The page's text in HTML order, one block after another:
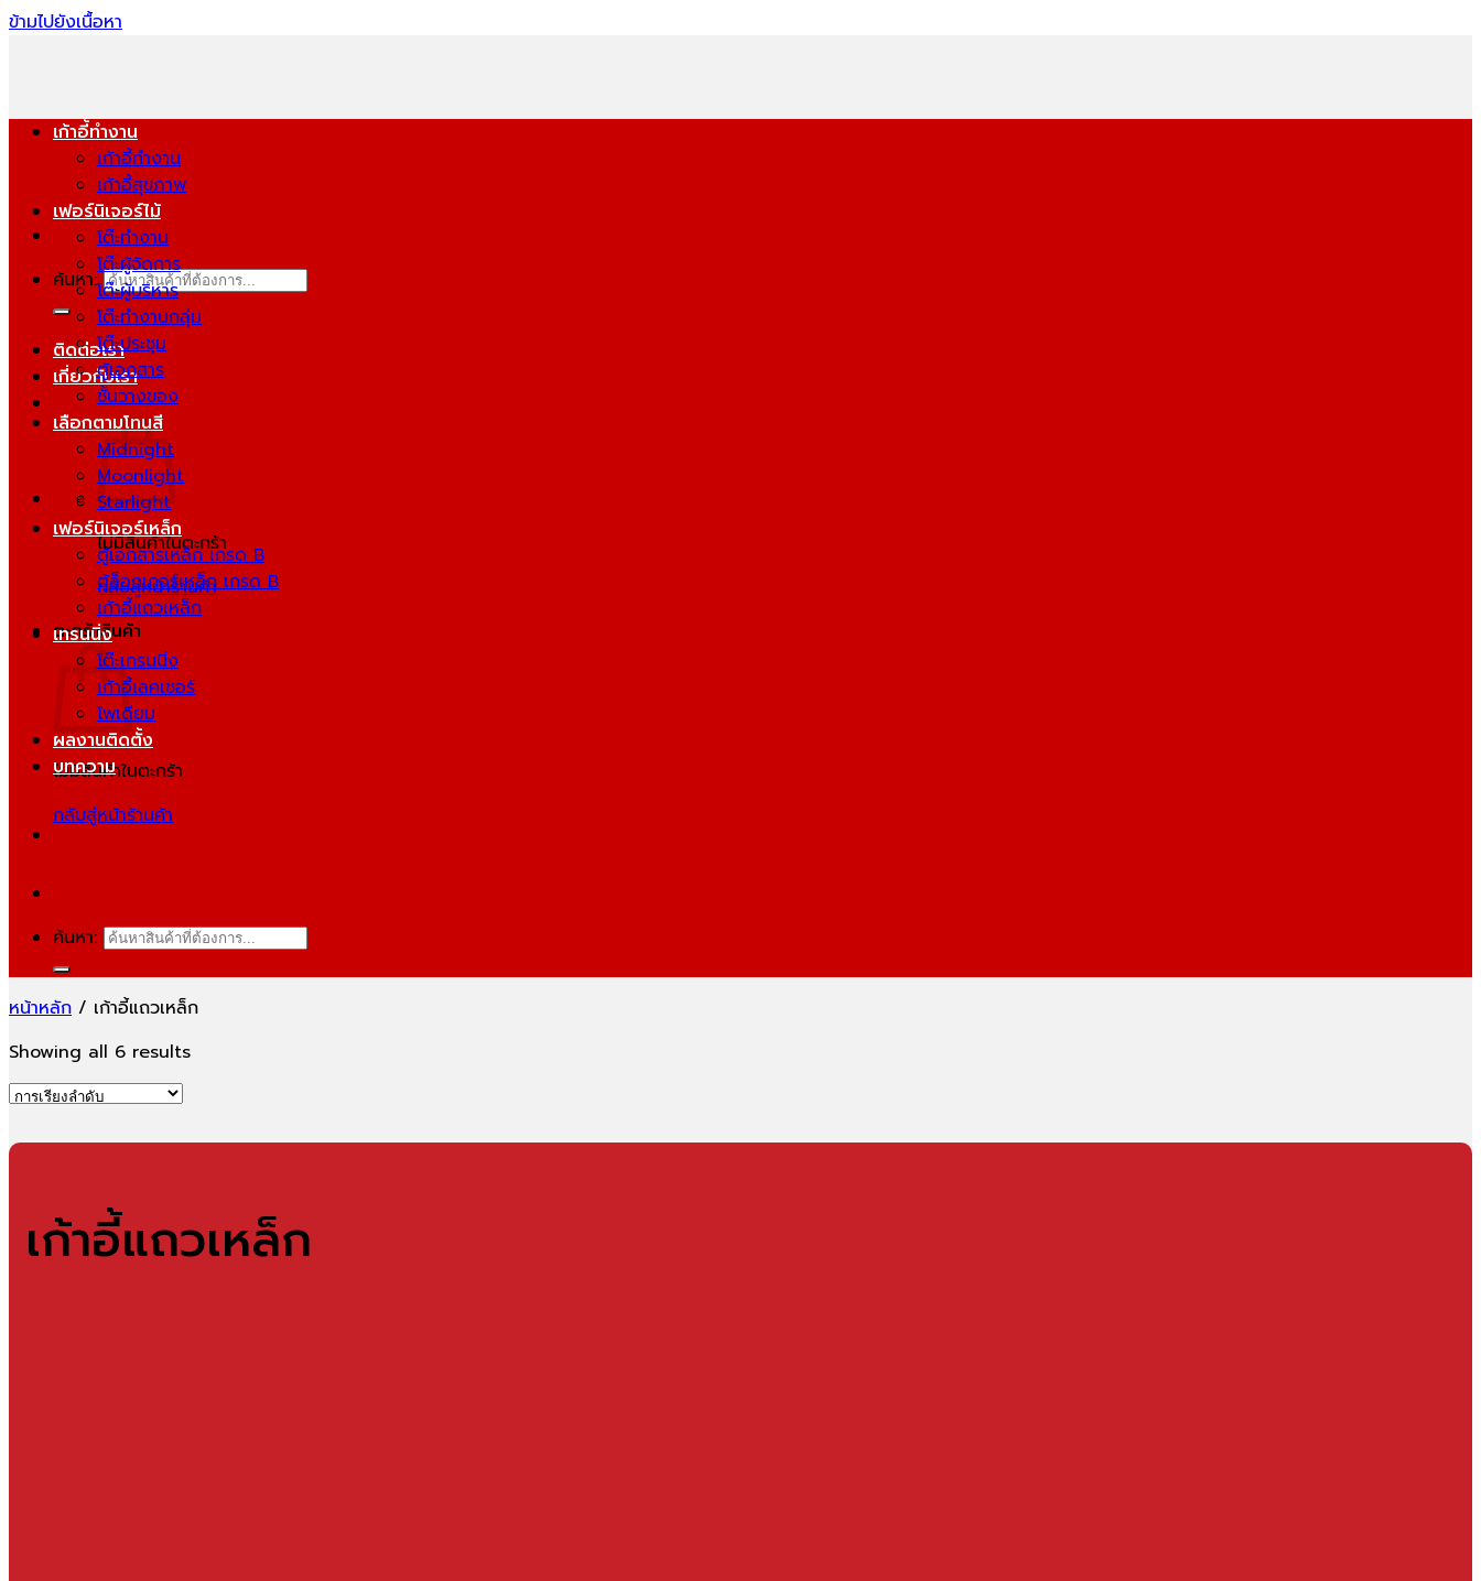
ข้ามไปยังเนื้อหา
ค้นหา:
ติดต่อเรา
เกี่ยวกับเรา
ไม่มีสินค้าในตะกร้า
กลับสู่หน้าร้านค้า
ตะกร้าสินค้า
ไม่มีสินค้าในตะกร้า
กลับสู่หน้าร้านค้า
เก้าอี้ทำงาน
เก้าอี้ทำงาน
เก้าอี้สุขภาพ
เฟอร์นิเจอร์ไม้
โต๊ะทำงาน
โต๊ะผู้จัดการ
โต๊ะผู้บริหาร
โต๊ะทำงานกลุ่ม
โต๊ะประชุม
ตู้เอกสาร
ชั้นวางของ
เลือกตามโทนสี
Midnight
Moonlight
Starlight
เฟอร์นิเจอร์เหล็ก
ตู้เอกสารเหล็ก เกรด B
ตู้ล็อกเกอร์เหล็ก เกรด B
เก้าอี้แถวเหล็ก
เทรนนิ่ง
โต๊ะเทรนนิ่ง
เก้าอี้เลคเชอร์
โพเดียม
ผลงานติดตั้ง
บทความ
ค้นหา:
หน้าหลัก / เก้าอี้แถวเหล็ก
Showing all 6 results
เก้าอี้แถวเหล็ก